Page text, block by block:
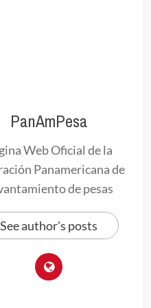
PanAmPesa
Web Oficial de la
Panamericana de
de pesas
See author's posts